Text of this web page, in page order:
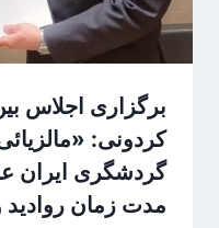
برگزاری اجلاس
کردونی:
گردشگری ایران
مدت زمان روادید